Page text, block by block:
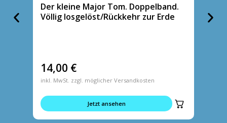
Der kleine Major Tom. Doppelband.
Völlig losgelöst/Rückkehr zur Erde
14,00 €
inkl. MwSt. zzgl. möglicher Versandkosten
Jetzt ansehen